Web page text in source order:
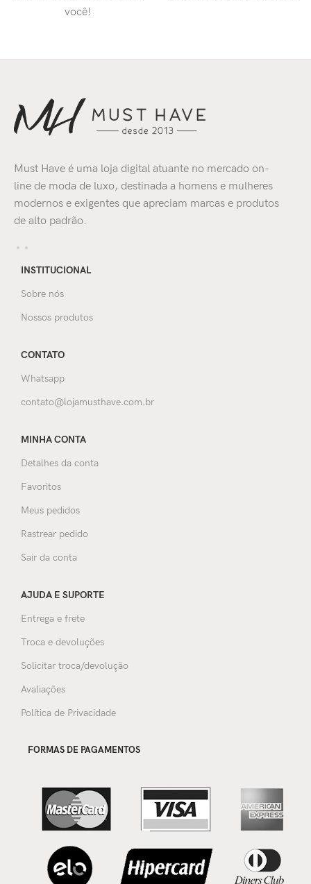
você!
Must Have é uma loja digital atuante no mercado on-
line de moda de luxo, destinada a homens e mulheres
modernos e exigentes que apreciam marcas e produtos
de alto padrão.
INSTITUCIONAL
Sobre nós
Nossos produtos
CONTATO
Whatsapp
contato@lojamusthave.com.br
MINHA CONTA
Detalhes da conta
Favoritos
Meus pedidos
Rastrear pedido
Sair da conta
AJUDA E SUPORTE
Entrega e frete
Troca e devoluções
Solicitar troca/devolução
Avaliações
Política de Privacidade
FORMAS DE PAGAMENTOS